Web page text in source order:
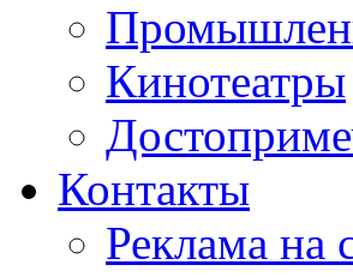
Кинотеатры
Контакты
Реклама на